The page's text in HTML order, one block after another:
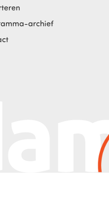
archief